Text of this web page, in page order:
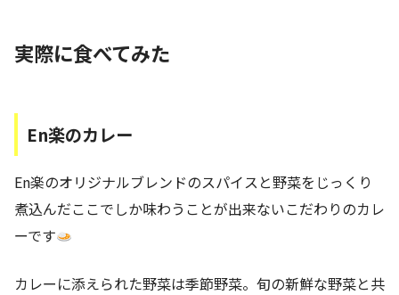
実際に食べてみた
En楽のカレー
En楽のオリジナルブレンドのスパイスと野菜をじっくり
煮込んだここでしか味わうことが出来ないこだわりのカレ
ーです
カレーに添えられた野菜は季節野菜。旬の新鮮な野菜と共